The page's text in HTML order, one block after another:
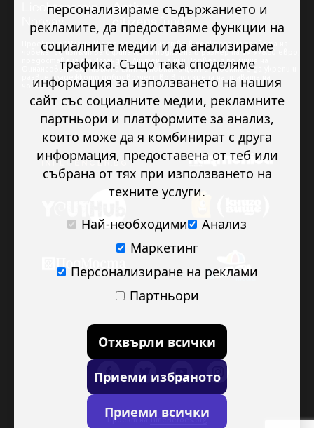
Проектът “Младежкото доброволчество в подкрепа на правата на
човека” се изпълнява с финансова подкрепа в размер на 89 978.50 евро,
предоставена от Исландия, Лихтенщайн и Норвегия по линия на
Финансовия механизъм на ЕИП. Основната цел на проекта е да укрепи и
развие младежкото доброволчество в подкрепа на правата на
човека.
Проект на
персонализираме съдържанието и
рекламите, да предоставяме функции на
социалните медии и да анализираме
трафика. Също така споделяме
информация за използването на нашия
сайт със социалните медии, рекламните
партньори и платформите за анализ,
които може да я комбинират с друга
информация, предоставена от теб или
събрана от тях при използването на
техните услуги.
Най-необходими
Анализ
Маркетинг
Персонализиране на реклами
Партньори
Отхвърли всички
Приеми избраното
Приеми всички